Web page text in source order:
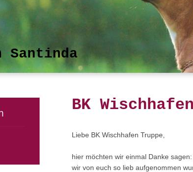
Santinda
BK Wischhafen
Liebe BK Wischhafen Truppe,
hier möchten wir einmal Danke
wir von euch so lieb aufgenommen